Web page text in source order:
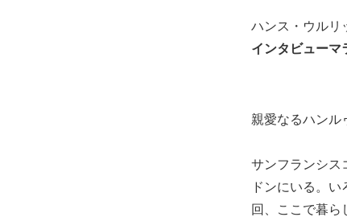
ハンス・ウルリ
インタビューマ
親愛なるハンル
サンフランシス
ドンにいる。
回、ここで暮ら